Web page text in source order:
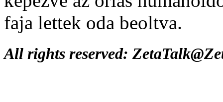
faja lettek oda beoltva.
All rights reserved: